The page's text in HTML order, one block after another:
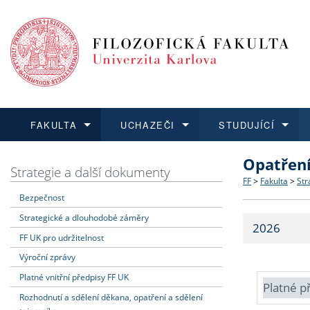
FAKULTA
Dozvědět se více
Struktura
Strategie
Fakultní
UCHAZEČI
Podat přihlášku
Co
Učitelské
STUDUJÍCÍ
Dozvědět se více
Dozvědět se více
O vědě a
Dozvědět se více
Aktuální
Strategie a další dokumenty
Bezpečnost
Strategické a dlouhodobé záměry
FF UK pro udržitelnost
Výroční zprávy
Platné vnitřní předpisy FF UK
Rozhodnutí a sdělení děkana, opatření a sdělení
FF > Fakulta >
2026
Platné